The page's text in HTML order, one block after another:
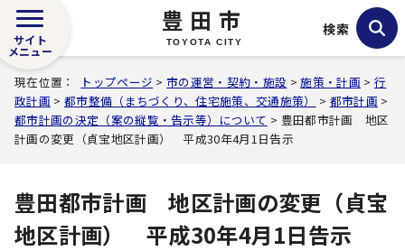
豊田市
TOYOTA CITY
サイト
メニュー
検索
現在位置： トップページ >市の運営・契約・施設 >施策・計画> 行
政計画> 都市整備（まちづくり、住宅施策、交通施策） > 都市計画>
都市計画の決定（案の縦覧・告示等）について > 豊田都市計画 地区
計画の変更（貞宝地区計画） 平成30年4月1日告示
豊田都市計画 地区計画の変更（貞宝
地区計画） 平成30年4月1日告示